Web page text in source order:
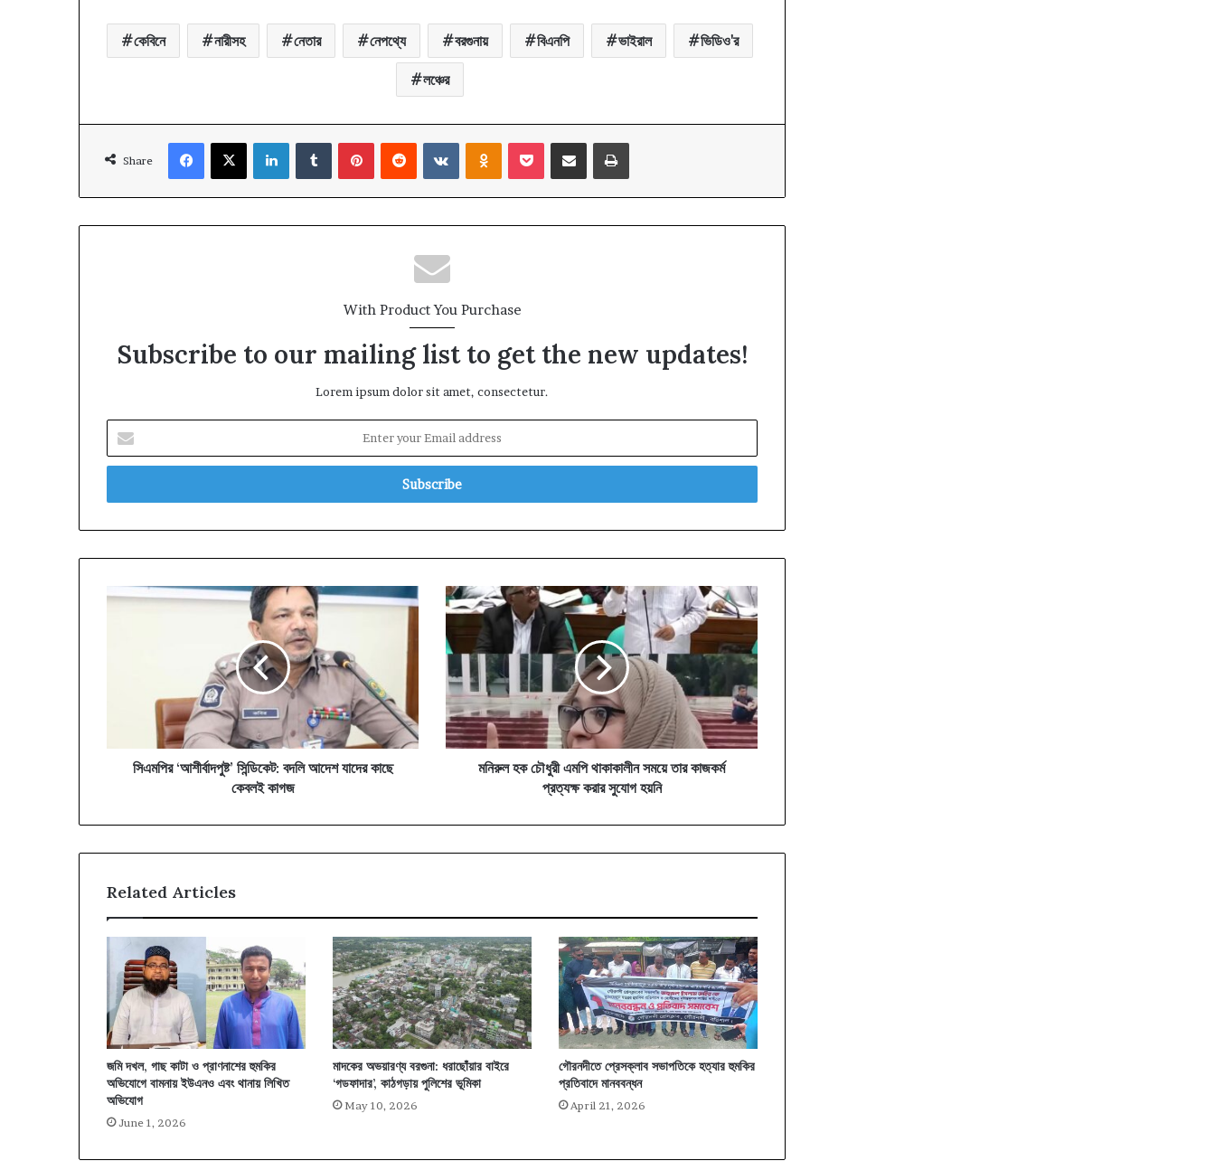
কেবিনে নারীসহ নেতার নেপথ্যে বরগুনায় বিএনপি ভাইরাল ভিডিও'র
লঞ্চের
Share
Facebook
X LinkedInTumblrPinterestReddit VKontakteOdnoklassniki
Pocket Share via Email Print
With Product You Purchase
Subscribe to our mailing list to get the new updates!
Lorem ipsum dolor sit amet, consectetur.
your
Email
‎সিএমপির
কাগজ
‎সিএমপির ‘আশীর্বাদপুষ্ট’ সিন্ডিকেট: বদলি আদেশ যাদের কাছে
কেবলই কাগজ
মনিরুল
হক
চৌধুরী
এমপি
থাকাকালীন
সময়ে
তার
কাজকর্ম
প্রত্যক্ষ
মনিরুল হক চৌধুরী এমপি থাকাকালীন সময়ে তার কাজকর্ম
প্রত্যক্ষ করার সুযোগ হয়নি
Related Articles
জমি দখল, গাছ কাটা ও প্রাণনাশের হুমকির
অভিযোগে বামনায় ইউএনও এবং থানায় লিখিত
অভিযোগ
June 1, 2026
মাদকের অভয়ারণ্য বরগুনা: ধরাছোঁয়ার বাইরে
‘গডফাদার’, কাঠগড়ায় পুলিশের ভূমিকা
May 10, 2026
গৌরনদীতে প্রেসক্লাব সভাপতিকে হত্যার হুমকির
প্রতিবাদে মানববন্ধন
April 21, 2026